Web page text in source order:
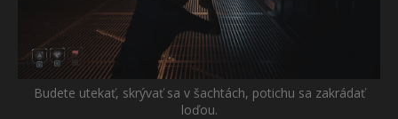
Budete utekať, skrývať sa v šachtách, potichu sa zakrádať
loďou.